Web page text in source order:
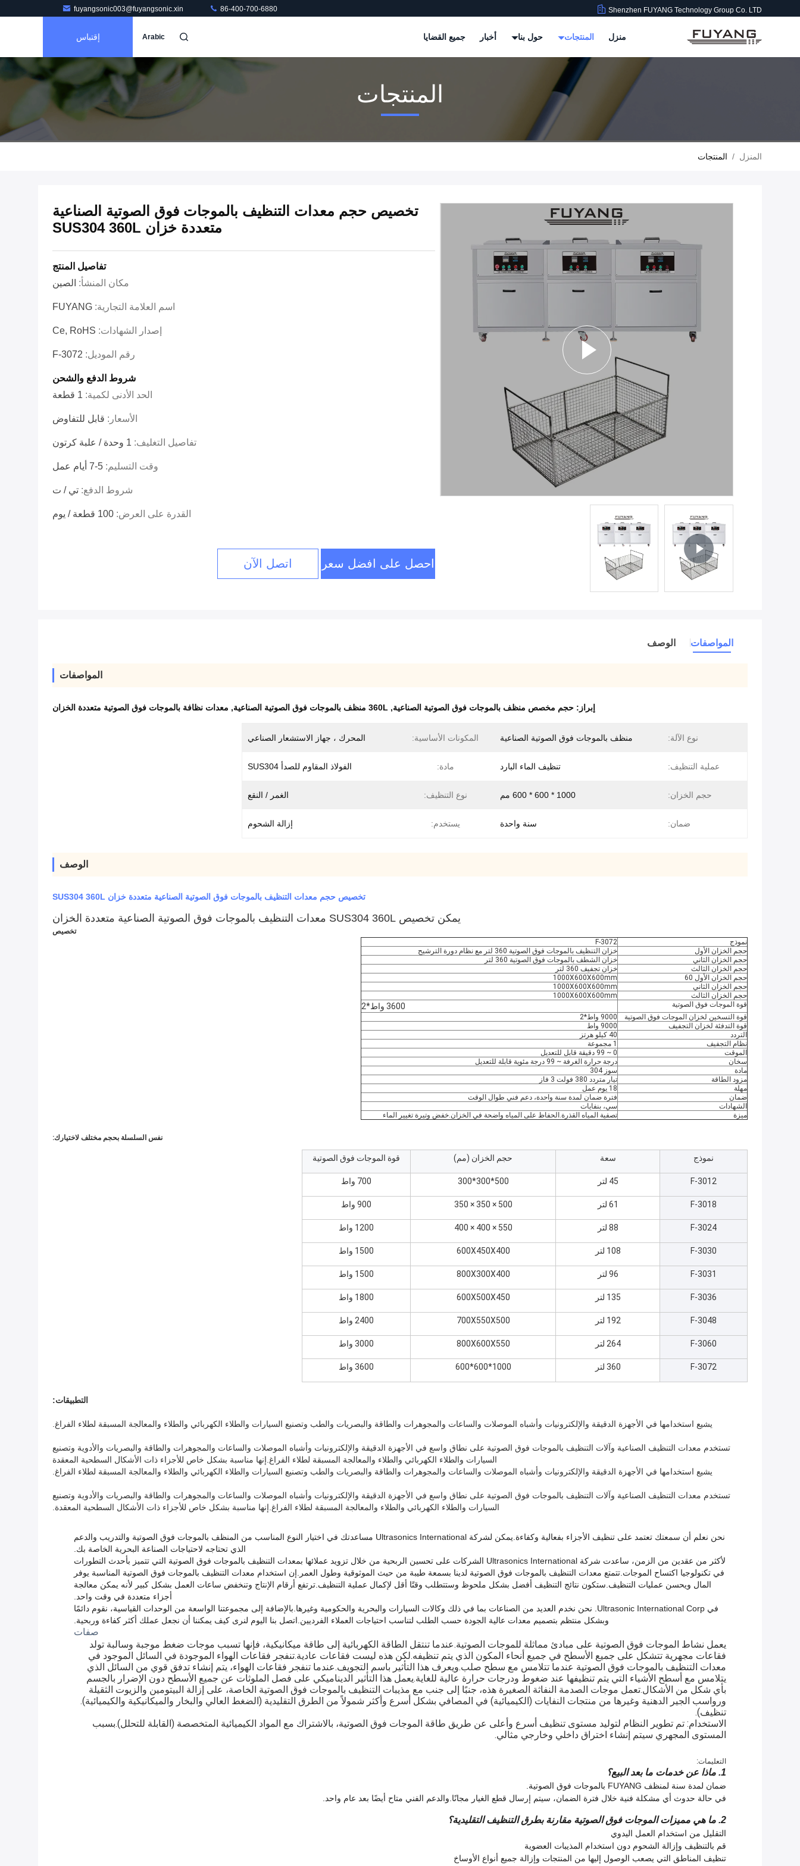
Shenzhen FUYANG Technology Group Co. LTD
fuyangsonic003@fuyangsonic.xin 86-400-700-6880
منزل المنتجات حول بنا أخبار جميع القضايا Arabic إقتباس
المنتجات
المنزل / المنتجات
تخصيص حجم معدات التنظيف بالموجات فوق الصوتية الصناعية
متعددة خزان SUS304 360L
تفاصيل المنتج
مكان المنشأ: الصين
اسم العلامة التجارية: FUYANG
إصدار الشهادات: Ce, RoHS
رقم الموديل: F-3072
شروط الدفع والشحن
الحد الأدنى لكمية: 1 قطعة
الأسعار: قابل للتفاوض
تفاصيل التغليف: 1 وحدة / علبة كرتون
وقت التسليم: 5-7 أيام عمل
شروط الدفع: تي / ت
القدرة على العرض: 100 قطعة / يوم
احصل على افضل سعر اتصل الآن
المواصفات الوصف
المواصفات
إبراز: حجم مخصص منظف بالموجات فوق الصوتية الصناعية, 360L منظف بالموجات فوق الصوتية الصناعية , معدات نظافة بالموجات فوق الصوتية متعددة الخزان
نوع الآلة: منظف ​​بالموجات فوق الصوتية الصناعية المكونات الأساسية: المحرك ، جهاز الاستشعار الصناعي
عملية التنظيف: تنظيف الماء البارد مادة: الفولاذ المقاوم للصدأ SUS304
حجم الخزان: 1000 * 600 * 600 مم نوع التنظيف: الغمر / النقع
ضمان: سنة واحدة يستخدم: إزالة الشحوم
الوصف
تخصيص حجم معدات التنظيف بالموجات فوق الصوتية الصناعية متعددة خزان SUS304 360L
يمكن تخصيص SUS304 360L معدات التنظيف بالموجات فوق الصوتية الصناعية متعددة الخزان
تخصيص
نموذج
F-3072
حجم الخزان الأول
خزان التنظيف بالموجات فوق الصوتية 360 لتر مع نظام دورة الترشيح
حجم الخزان الثاني
خزان الشطف بالموجات فوق الصوتية 360 لتر
حجم الخزان الثالث
خزان تجفيف 360 لتر
حجم الخزان الأول 60
1000X600X600mm
حجم الخزان الثاني
1000X600X600mm
حجم الخزان الثالث
1000X600X600mm
قوة الموجات فوق الصوتية
3600 واط*2
قوة التسخين لخزان الموجات فوق الصوتية
9000 واط*2
قوة التدفئة لخزان التجفيف
9000 واط
التردد
40 كيلو هرتز
نظام التجفيف
1 مجموعة
الموقت
0 ~ 99 دقيقة قابل للتعديل
سخان
درجة حرارة الغرفة ~ 99 درجة مئوية قابلة للتعديل
مادة
سوز 304
مزود الطاقة
تيار متردد 380 فولت 3 فاز
مهلة
18 يوم عمل
ضمان
فترة ضمان لمدة سنة واحدة، دعم فني طوال الوقت
الشهادات
سي، بنفايات
ميزة
تصفية المياه القذرة.الحفاظ على المياه واضحة في الخزان.خفض وتيرة تغيير الماء
نفس السلسلة بحجم مختلف لاختيارك:
نموذج سعة حجم الخزان (مم) قوة الموجات فوق الصوتية
F-3012 45 لتر 500*300*300 700 واط
F-3018 61 لتر 500 × 350 × 350 900 واط
F-3024 88 لتر 550 × 400 × 400 1200 واط
F-3030 108 لتر 600X450X400 1500 واط
F-3031 96 لتر 800X300X400 1500 واط
F-3036 135 لتر 600X500X450 1800 واط
F-3048 192 لتر 700X550X500 2400 واط
F-3060 264 لتر 800X600X550 3000 واط
F-3072 360 لتر 1000*600*600 3600 واط
التطبيقات:
يشيع استخدامها في الأجهزة الدقيقة والإلكترونيات وأشباه الموصلات والساعات والمجوهرات والطاقة والبصريات والطب وتصنيع السيارات والطلاء الكهربائي والطلاء والمعالجة المسبقة لطلاء الفراغ.
تستخدم معدات التنظيف الصناعية وآلات التنظيف بالموجات فوق الصوتية على نطاق واسع في الأجهزة الدقيقة والإلكترونيات وأشباه الموصلات والساعات والمجوهرات والطاقة والبصريات والأدوية وتصنيع
السيارات والطلاء الكهربائي والطلاء والمعالجة المسبقة لطلاء الفراغ.إنها مناسبة بشكل خاص للأجزاء ذات الأشكال السطحية المعقدة
يشيع استخدامها في الأجهزة الدقيقة والإلكترونيات وأشباه الموصلات والساعات والمجوهرات والطاقة والبصريات والطب وتصنيع السيارات والطلاء الكهربائي والطلاء والمعالجة المسبقة لطلاء الفراغ.
تستخدم معدات التنظيف الصناعية وآلات التنظيف بالموجات فوق الصوتية على نطاق واسع في الأجهزة الدقيقة والإلكترونيات وأشباه الموصلات والساعات والمجوهرات والطاقة والبصريات والأدوية وتصنيع
السيارات والطلاء الكهربائي والطلاء والمعالجة المسبقة لطلاء الفراغ.إنها مناسبة بشكل خاص للأجزاء ذات الأشكال السطحية المعقدة.
نحن نعلم أن سمعتك تعتمد على تنظيف الأجزاء بفعالية وكفاءة.يمكن لشركة Ultrasonics International مساعدتك في اختيار النوع المناسب من المنظف بالموجات فوق الصوتية والتدريب والدعم
الذي تحتاجه لاحتياجات الصناعة البحرية الخاصة بك.
لأكثر من عقدين من الزمن، ساعدت شركة Ultrasonics International الشركات على تحسين الربحية من خلال تزويد عملائها بمعدات التنظيف بالموجات فوق الصوتية التي تتميز بأحدث التطورات
في تكنولوجيا اكتساح الموجات.تتمتع معدات التنظيف بالموجات فوق الصوتية لدينا بسمعة طيبة من حيث الموثوقية وطول العمر.إن استخدام معدات التنظيف بالموجات فوق الصوتية المناسبة يوفر
المال ويحسن عمليات التنظيف.ستكون نتائج التنظيف أفضل بشكل ملحوظ وستتطلب وقتًا أقل لإكمال عملية التنظيف.ترتفع أرقام الإنتاج وتنخفض ساعات العمل بشكل كبير لأنه يمكن معالجة
أجزاء متعددة في وقت واحد.
في Ultrasonic International Corp. نحن نخدم العديد من الصناعات بما في ذلك وكالات السيارات والبحرية والحكومية وغيرها.بالإضافة إلى مجموعتنا الواسعة من الوحدات القياسية، نقوم دائمًا
وبشكل منتظم بتصميم معدات عالية الجودة حسب الطلب لتناسب احتياجات العملاء الفرديين.اتصل بنا اليوم لنرى كيف يمكننا أن نجعل عملك أكثر كفاءة وربحية.
صفات
يعمل نشاط الموجات فوق الصوتية على مبادئ مماثلة للموجات الصوتية.عندما تنتقل الطاقة الكهربائية إلى طاقة ميكانيكية، فإنها تسبب موجات ضغط موجبة وسالبة تولد
فقاعات مجهرية تتشكل على جميع الأسطح في جميع أنحاء المكون الذي يتم تنظيفه.لكن هذه ليست فقاعات عادية.تنفجر فقاعات الهواء الموجودة في السائل الموجود في
معدات التنظيف بالموجات فوق الصوتية عندما تتلامس مع سطح صلب.ويعرف هذا التأثير باسم التجويف.عندما تنفجر فقاعات الهواء، يتم إنشاء تدفق قوي من السائل الذي
يتلامس مع أسطح الأشياء التي يتم تنظيفها عند ضغوط ودرجات حرارة عالية للغاية.يعمل هذا التأثير الديناميكي على فصل الملوثات عن جميع الأسطح دون الإضرار بالجسم
بأي شكل من الأشكال.تعمل موجات الصدمة النفاثة الصغيرة هذه، جنبًا إلى جنب مع مذيبات التنظيف بالموجات فوق الصوتية الخاصة، على إزالة البيتومين والزيوت الثقيلة
ورواسب الجير الدهنية وغيرها من منتجات النفايات (الكيميائية) في المصافي بشكل أسرع وأكثر شمولاً من الطرق التقليدية (الضغط العالي والبخار والميكانيكية والكيميائية).
تنظيف).
الاستخدام: تم تطوير النظام لتوليد مستوى تنظيف أسرع وأعلى عن طريق طاقة الموجات فوق الصوتية، بالاشتراك مع المواد الكيميائية المتخصصة (القابلة للتحلل).بسبب
المستوى المجهري سيتم إنشاء اختراق داخلي وخارجي مثالي.
التعليمات:
1. ماذا عن خدمات ما بعد البيع؟
ضمان لمدة سنة لمنظف FUYANG بالموجات فوق الصوتية.
في حالة حدوث أي مشكلة فنية خلال فترة الضمان، سيتم إرسال قطع الغيار مجانًا.والدعم الفني متاح أيضًا بعد عام واحد.
2. ما هي مميزات الموجات فوق الصوتية مقارنة بطرق التنظيف التقليدية؟
التقليل من استخدام العمل اليدوي
قم بالتنظيف وإزالة الشحوم دون استخدام المذيبات العضوية
تنظيف المناطق التي يصعب الوصول إليها من المنتجات وإزالة جميع أنواع الأوساخ